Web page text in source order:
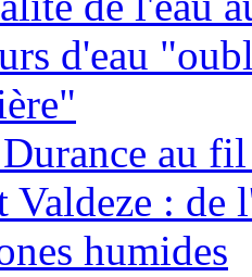
d'eau
au
Valdeze : de
humides